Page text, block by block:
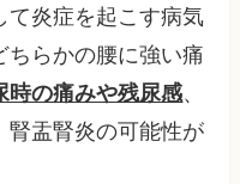
て炎症を起こす病気
ちらかの腰に強い痛
時の痛みや残尿感、
腎盂腎炎の可能性が